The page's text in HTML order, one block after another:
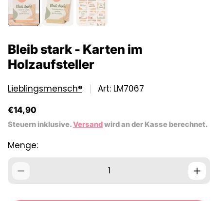
Bleib stark - Karten im
Holzaufsteller
Lieblingsmensch® Art: LM7067
R
e
g
l
€14,90
Steuern inklusive.Versandwird an der Kasse berechnet.
Menge: